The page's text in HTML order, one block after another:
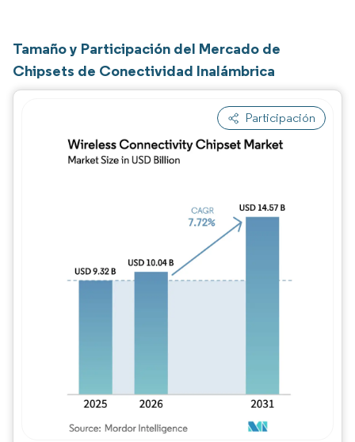
Tamaño y Participación del Mercado de
Chipsets de Conectividad Inalámbrica
Participación